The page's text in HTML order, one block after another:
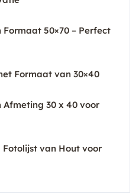
50×70 – Perfect
Formaat van 30×40
30 x 40 voor
Fotolijst van Hout voor